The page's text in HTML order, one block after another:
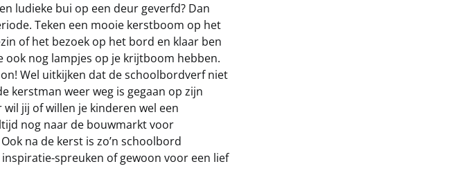
ludieke bui op een deur geverfd? Dan
Teken een mooie kerstboom op het
of het bezoek op het bord en klaar ben
ook nog lampjes op je krijtboom hebben.
Wel uitkijken dat de schoolbordverf niet
kerstman weer weg is gegaan op zijn
jij of willen je kinderen wel een
nog naar de bouwmarkt voor
na de kerst is zo’n schoolbord
spreuken of gewoon voor een lief